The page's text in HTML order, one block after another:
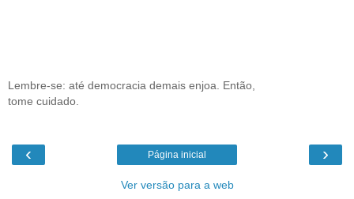
Lembre-se: até democracia demais enjoa. Então,
tome cuidado.
‹ ›
Página inicial
Ver versão para a web